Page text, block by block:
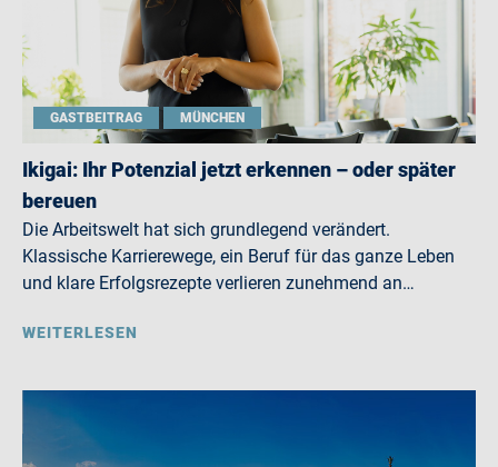
GASTBEITRAG MÜNCHEN
Ikigai: Ihr Potenzial jetzt erkennen – oder später
bereuen
Die Arbeitswelt hat sich grundlegend verändert.
Klassische Karrierewege, ein Beruf für das ganze Leben
und klare Erfolgsrezepte verlieren zunehmend an…
WEITERLESEN